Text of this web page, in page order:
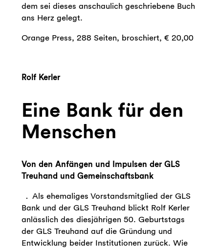
dem sei dieses anschaulich geschriebene Buch
ans Herz gelegt.
Orange Press, 288 Seiten, broschiert, € 20,00
Rolf Kerler
Eine Bank für den
Menschen
Von den Anfängen und Impulsen der GLS
Treuhand und Gemeinschaftsbank
Als ehemaliges Vorstandsmitglied der GLS
Bank und der GLS Treuhand blickt Rolf Kerler
anlässlich des diesjährigen 50. Geburtstags
der GLS Treuhand auf die Gründung und
Entwicklung beider Institutionen zurück. Wie